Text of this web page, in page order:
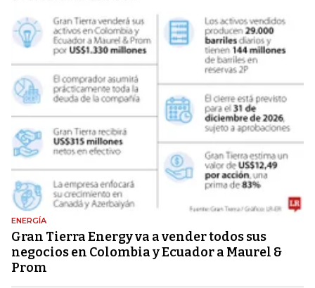
ENERGÍA
Gran Tierra Energy va a vender todos sus
negocios en Colombia y Ecuador a Maurel &
Prom